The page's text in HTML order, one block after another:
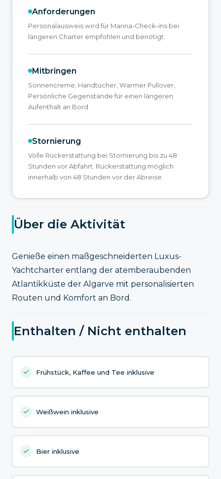
Anforderungen
Personalausweis wird für Marina-Check-ins bei
längeren Charter empfohlen und benötigt.
Mitbringen
Sonnencreme, Handtücher, Warmer Pullover,
Persönliche Gegenstände für einen längeren
Aufenthalt an Bord
Stornierung
Volle Rückerstattung bei Stornierung bis zu 48
Stunden vor Abfahrt. Rückerstattung möglich
innerhalb von 48 Stunden vor der Abreise.
Über die Aktivität
Genieße einen maßgeschneiderten Luxus-
Yachtcharter entlang der atemberaubenden
Atlantikküste der Algarve mit personalisierten
Routen und Komfort an Bord.
Enthalten / Nicht enthalten
Frühstück, Kaffee und Tee inklusive
Weißwein inklusive
Bier inklusive